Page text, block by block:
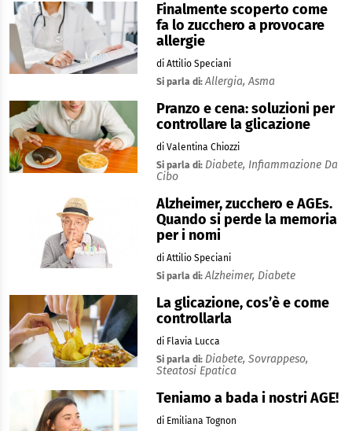
Finalmente scoperto come
fa lo zucchero a provocare
allergie
di Attilio Speciani
Si parla di:Allergia,Asma
Pranzo e cena: soluzioni per
controllare la glicazione
di Valentina Chiozzi
Si parla di: Diabete, Infiammazione Da
Cibo
Alzheimer, zucchero e AGEs.
Quando si perde la memoria
per i nomi
di Attilio Speciani
Si parla di:Alzheimer, Diabete
La glicazione, cos’è e come
controllarla
di Flavia Lucca
Si parla di: Diabete, Sovrappeso,
Steatosi Epatica
Teniamo a bada i nostri AGE!
di Emiliana Tognon